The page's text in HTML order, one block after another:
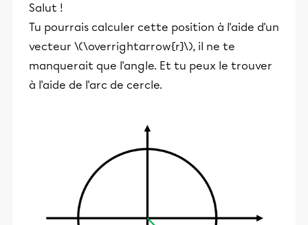
Salut !
Tu pourrais calculer cette position à l'aide d'un
vecteur \(\overrightarrow{r}\), il ne te
manquerait que l'angle. Et tu peux le trouver
à l'aide de l'arc de cercle.